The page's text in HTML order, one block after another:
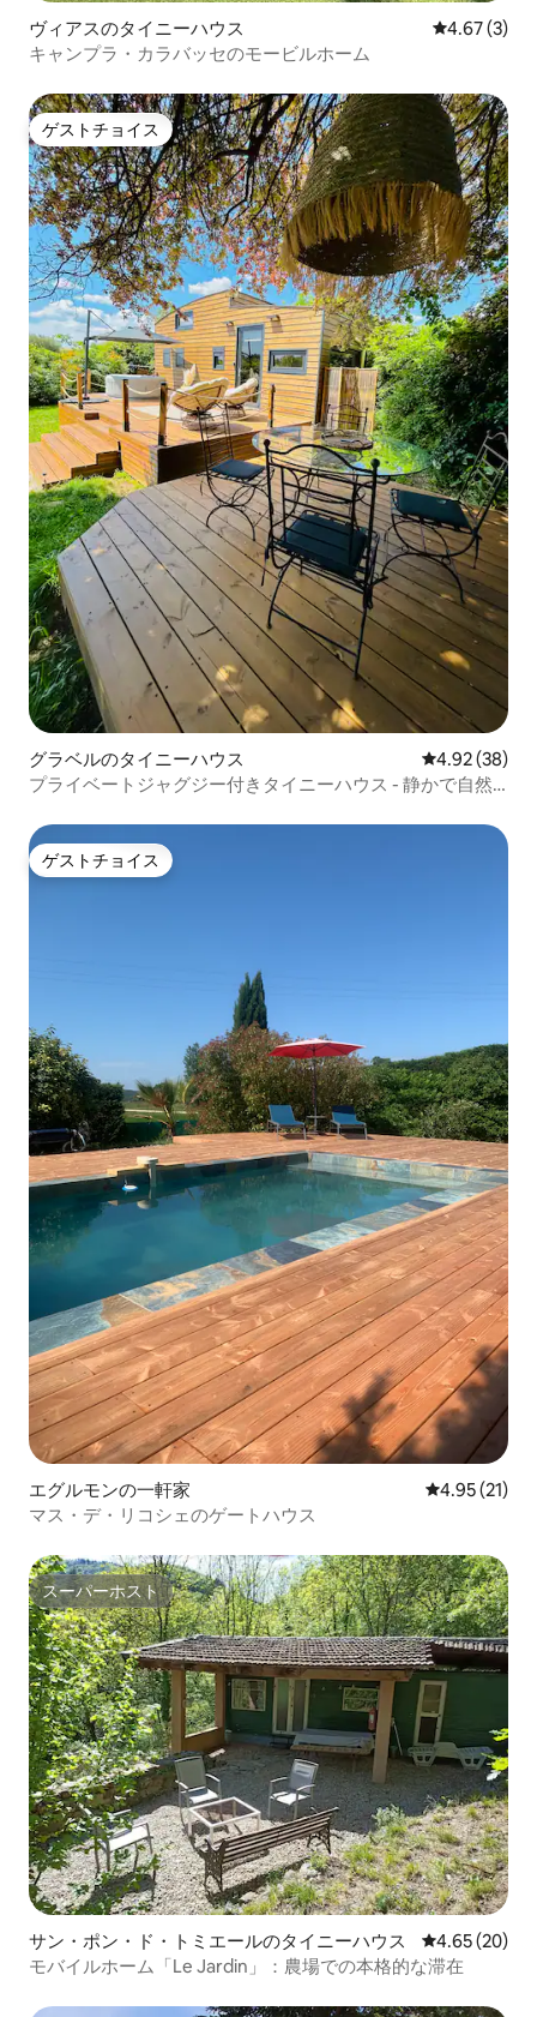
ヴィアスのタイニーハウス レビュー3
4.67 (3)
キャンプラ・カラバッセのモービルホーム
ゲストチョイス
ゲストチョイス
グラベルのタイニーハウス レビュー38
4.92 (38)
プライベートジャグジー付きタイニーハウス - 静かで自然
ゲストチョイス
ゲストチョイス
エグルモンの一軒家 レビュー21
4.95 (21)
マス・デ・リコシェのゲートハウス
スーパーホスト
スーパーホスト
サン・ポン・ド・トミエールのタイニーハウス レビュー20
4.65 (20)
モバイルホーム「Le Jardin」：農場での本格的な滞在